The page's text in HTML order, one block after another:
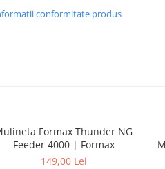
conformitate produs
Formax Thunder NG
Feeder 4000 | Formax
149,00 Lei